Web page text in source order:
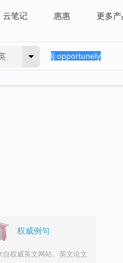
云笔记 惠惠 更多产
权威例句
自权威英文网站、英文论文